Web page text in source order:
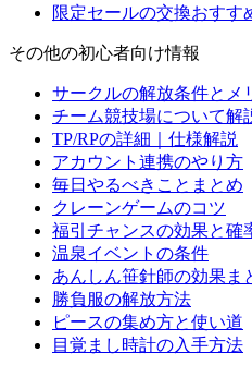
限定セールの交換おすす
その他の初心者向け情報
サークルの解放条件とメ
チーム競技場について解
TP/RPの詳細｜仕様解説
アカウント連携のやり方
毎日やるべきことまとめ
クレーンゲームのコツ
福引チャンスの効果と確
温泉イベントの条件
あんしん笹針師の効果ま
勝負服の解放方法
ピースの集め方と使い道
目覚まし時計の入手方法